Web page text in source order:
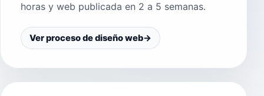
horas y web publicada en 2 a 5 semanas.
Ver proceso de diseño web→